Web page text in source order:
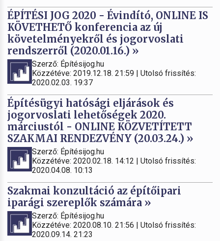
ÉPÍTÉSI JOG 2020 - Évindító, ONLINE IS
KÖVETHETŐ konferencia az új
követelményekről és jogorvoslati
rendszerről (2020.01.16.) »
Szerző: Építésijog.hu
Közzétéve: 2019.12.18. 21:59 | Utolsó frissítés:
2020.02.03. 19:37
Építésügyi hatósági eljárások és
jogorvoslati lehetőségek 2020.
márciustól - ONLINE KÖZVETÍTETT
SZAKMAI RENDEZVÉNY (20.03.24.) »
Szerző: Építésijog.hu
Közzétéve: 2020.02.18. 14:12 | Utolsó frissítés:
2020.04.08. 10:13
Szakmai konzultáció az építőipari
iparági szereplők számára »
Szerző: Építésijog.hu
Közzétéve: 2020.08.10. 21:56 | Utolsó frissítés:
2020.09.14. 21:23